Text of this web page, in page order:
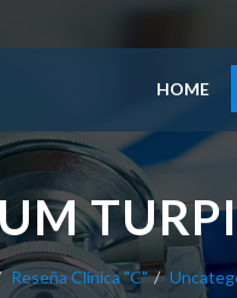
HOME
Reseña Clínica "C"